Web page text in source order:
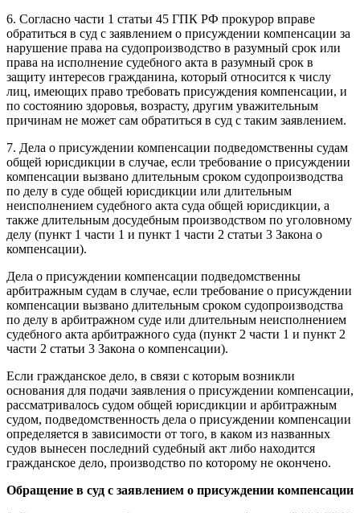
6. Согласно части 1 статьи 45 ГПК РФ прокурор вправе
обратиться в суд с заявлением о присуждении компенсации за
нарушение права на судопроизводство в разумный срок или
права на исполнение судебного акта в разумный срок в
защиту интересов гражданина, который относится к числу
лиц, имеющих право требовать присуждения компенсации, и
по состоянию здоровья, возрасту, другим уважительным
причинам не может сам обратиться в суд с таким заявлением.
7. Дела о присуждении компенсации подведомственны судам
общей юрисдикции в случае, если требование о присуждении
компенсации вызвано длительным сроком судопроизводства
по делу в суде общей юрисдикции или длительным
неисполнением судебного акта суда общей юрисдикции, а
также длительным досудебным производством по уголовному
делу (пункт 1 части 1 и пункт 1 части 2 статьи 3 Закона о
компенсации).
Дела о присуждении компенсации подведомственны
арбитражным судам в случае, если требование о присуждении
компенсации вызвано длительным сроком судопроизводства
по делу в арбитражном суде или длительным неисполнением
судебного акта арбитражного суда (пункт 2 части 1 и пункт 2
части 2 статьи 3 Закона о компенсации).
Если гражданское дело, в связи с которым возникли
основания для подачи заявления о присуждении компенсации,
рассматривалось судом общей юрисдикции и арбитражным
судом, подведомственность дела о присуждении компенсации
определяется в зависимости от того, в каком из названных
судов вынесен последний судебный акт либо находится
гражданское дело, производство по которому не окончено.
Обращение в суд с заявлением о присуждении компенсации